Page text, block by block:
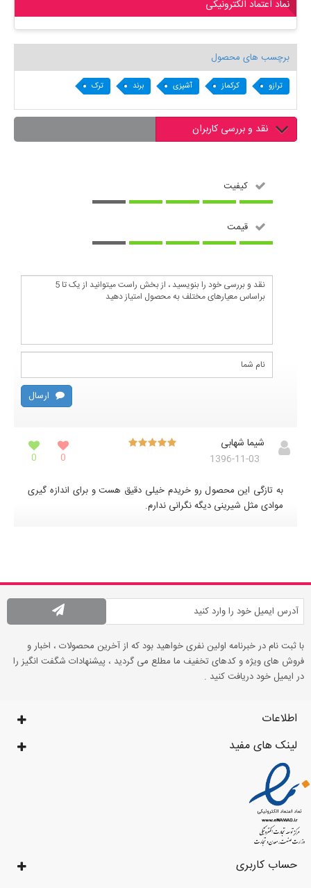
نماد اعتماد الکترونیکی
برچسب های محصول
ترازو کرکماز آشپزی برند ترک
نقد و بررسی کاربران
کیفیت
قیمت
ارسال
شیما شهابی
1396-11-03
0
0
به تازگی این محصول رو خریدم خیلی دقیق هست و برای اندازه گیری
موادی مثل شیرینی دیگه نگرانی ندارم.
با ثبت نام در خبرنامه اولین نفری خواهید بود که از آخرین محصولات ، اخبار و
فروش های ویژه و کدهای تخفیف ما مطلع می گردید ، پیشنهادات شگفت انگیز را
در ایمیل خود دریافت کنید .
اطلاعات
لینک های مفید
حساب کاربری